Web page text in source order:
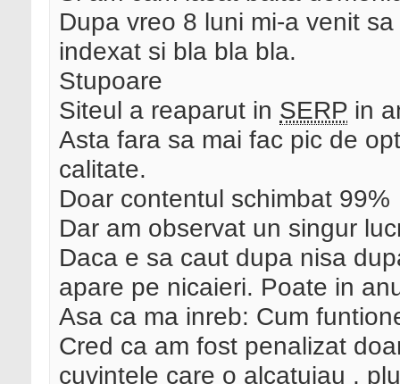
Dupa vreo 8 luni mi-a venit
indexat si bla bla bla.
Stupoare
Siteul a reaparut in SERP in
Asta fara sa mai fac pic de
calitate.
Doar contentul schimbat 99%
Dar am observat un singur
Daca e sa caut dupa nisa
apare pe nicaieri. Poate in
Asa ca ma inreb: Cum
Cred ca am fost penalizat
cuvintele care o alcatuiau ,